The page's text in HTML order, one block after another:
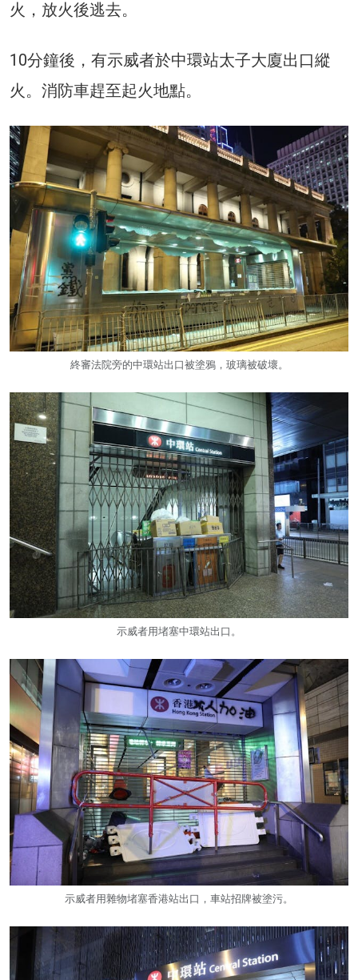
火，放火後逃去。
10分鐘後，有示威者於中環站太子大廈出口縱
火。消防車趕至起火地點。
終審法院旁的中環站出口被塗鴉，玻璃被破壞。
示威者用堵塞中環站出口。
示威者用雜物堵塞香港站出口，車站招牌被塗污。